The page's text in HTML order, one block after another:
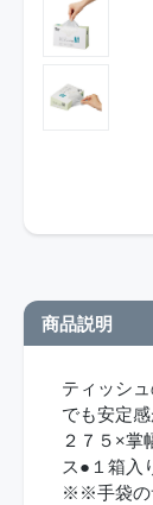
商品説明
ティッシ
でも安定
２７５×掌
ス●１箱入
※※手袋の